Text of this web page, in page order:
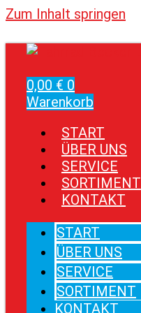
Zum Inhalt springen
0,00 € 0
Warenkorb
START
ÜBER UNS
SERVICE
SORTIMENT
KONTAKT
START
ÜBER UNS
SERVICE
SORTIMENT
KONTAKT